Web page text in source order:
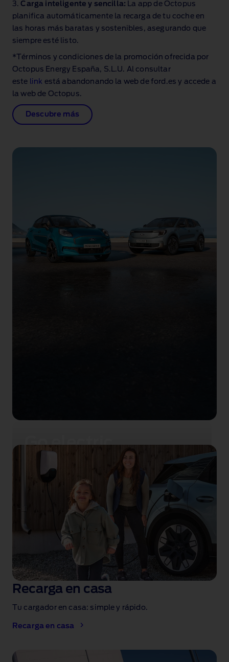
3. Carga inteligente y sencilla: La app de Octopus
planifica automáticamente la recarga de tu coche en
las horas más baratas y sostenibles, asegurando que
siempre esté listo.
*Términos y condiciones de la promoción ofrecida por
Octopus Energy España, S.L.U. Al consultar
este link está abandonando la web de ford.es y accede a
la web de Octopus.
Descubre más
Go electric
Descubre nuestra gama completa de coches
eléctricos y encuentra el Ford eléctrico para ti.
Descubre coches eléctricos
Recarga en casa
Tu cargador en casa: simple y rápido.
Recarga en casa